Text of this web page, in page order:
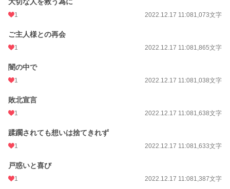
1 2022.12.17 11:081,073文字
ご主人様との再会
1 2022.12.17 11:081,865文字
闇の中で
1 2022.12.17 11:081,038文字
敗北宣言
1 2022.12.17 11:081,638文字
蹂躙されても想いは捨てきれず
1 2022.12.17 11:081,633文字
戸惑いと喜び
1 2022.12.17 11:081,387文字